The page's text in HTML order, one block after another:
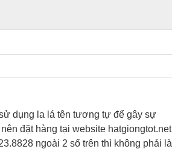
dụng la lá tên tương tự để gây sự
đặt hàng tại website hatgiongtot.net
ngoài 2 số trên thì không phải là